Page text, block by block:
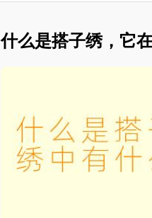
什么是搭子绣，它